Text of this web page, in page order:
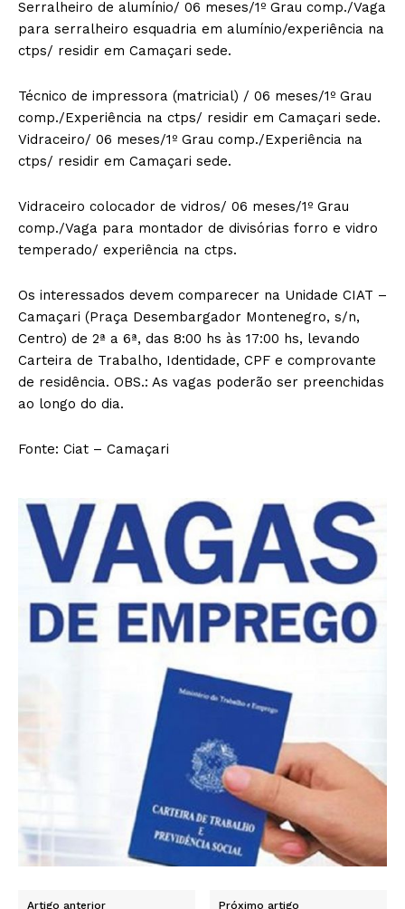
Serralheiro de alumínio/ 06 meses/1º Grau comp./Vaga
para serralheiro esquadria em alumínio/experiência na
ctps/ residir em Camaçari sede.
Técnico de impressora (matricial) / 06 meses/1º Grau
comp./Experiência na ctps/ residir em Camaçari sede.
Vidraceiro/ 06 meses/1º Grau comp./Experiência na
ctps/ residir em Camaçari sede.
Vidraceiro colocador de vidros/ 06 meses/1º Grau
comp./Vaga para montador de divisórias forro e vidro
temperado/ experiência na ctps.
Os interessados devem comparecer na Unidade CIAT –
Camaçari (Praça Desembargador Montenegro, s/n,
Centro) de 2ª a 6ª, das 8:00 hs às 17:00 hs, levando
Carteira de Trabalho, Identidade, CPF e comprovante
de residência. OBS.: As vagas poderão ser preenchidas
ao longo do dia.
Fonte: Ciat – Camaçari
Artigo anterior Próximo artigo